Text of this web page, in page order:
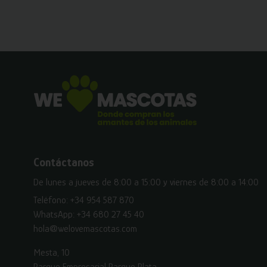
Contáctanos
De lunes a jueves de 8:00 a 15:00 y viernes de 8:00 a 14:00
Teléfono: +34 954 587 870
WhatsApp: +34 680 27 45 40
hola@welovemascotas.com
Mesta, 10